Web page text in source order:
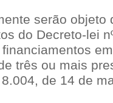
serão
do Decreto-lei
três ou mais
de 14 de